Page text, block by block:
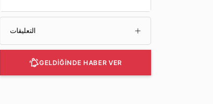
التعليقات
GELDİĞİNDE HABER VER